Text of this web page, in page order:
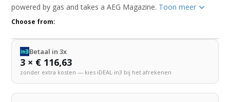
powered by gas and takes a AEG Magazine. Toon meer
Choose from:
Betaal in 3x
3 × € 116,63
zonder extra kosten — kies iDEAL in3 bij het afrekenen